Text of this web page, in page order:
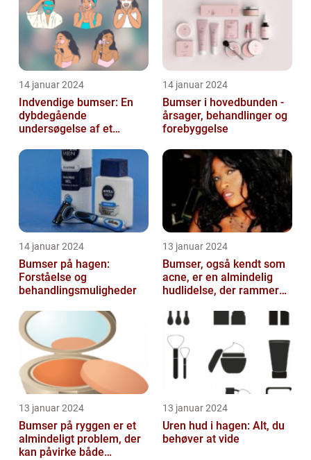
14 januar 2024
Indvendige bumser: En
dybdegående
undersøgelse af et
frustrerende
skønhedsproblem
14 januar 2024
Bumser i hovedbunden -
årsager, behandlinger og
forebyggelse
14 januar 2024
Bumser på hagen:
Forståelse og
behandlingsmuligheder
13 januar 2024
Bumser, også kendt som
acne, er en almindelig
hudlidelse, der rammer
13 januar 2024
Bumser på ryggen er et
almindeligt problem, der
kan påvirke både
13 januar 2024
Uren hud i hagen: Alt, du
behøver at vide